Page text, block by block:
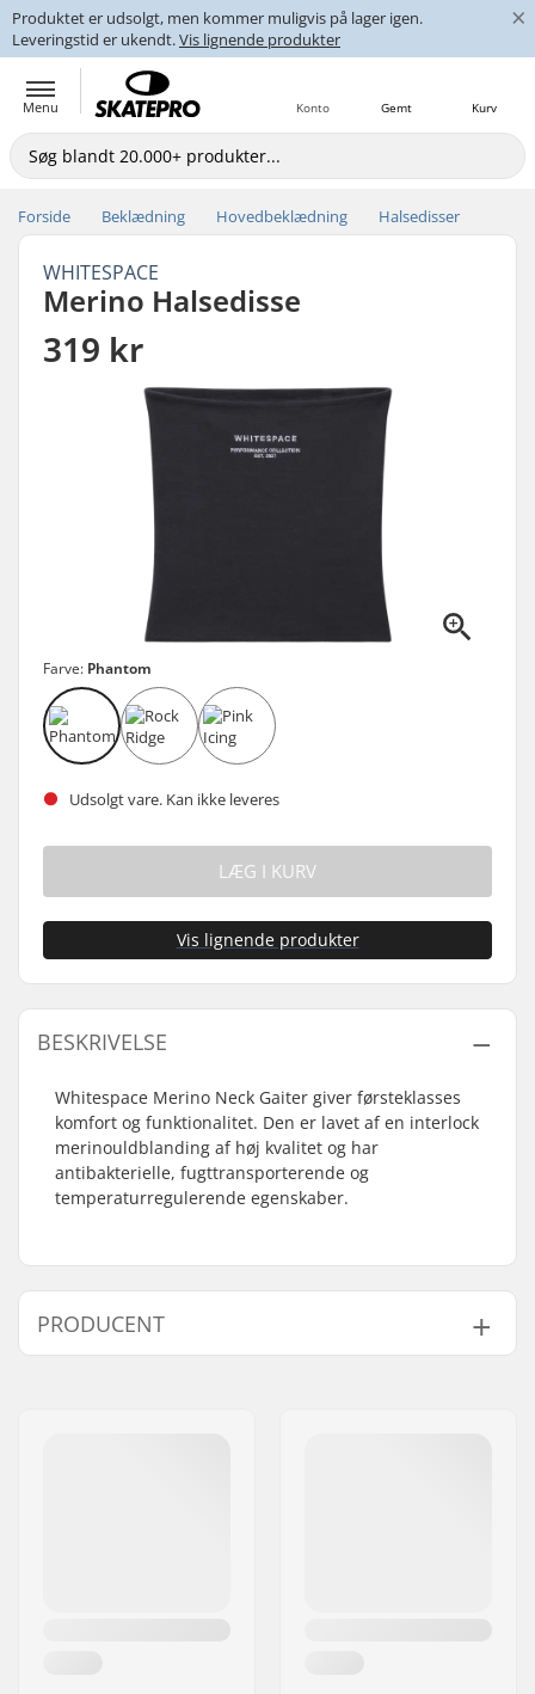
Produktet er udsolgt, men kommer muligvis på lager igen.
Leveringstid er ukendt.Vis lignende produkter
×
Menu Kurv
Gemt
Konto
Forside Beklædning Hovedbeklædning Halsedisser
WHITESPACE
Merino Halsedisse
319 kr
Farve: Phantom
Udsolgt vare. Kan ikke leveres
LÆG I KURV
Vis lignende produkter
BESKRIVELSE
Whitespace Merino Neck Gaiter giver førsteklasses
komfort og funktionalitet. Den er lavet af en interlock
merinouldblanding af høj kvalitet og har
antibakterielle, fugttransporterende og
temperaturregulerende egenskaber.
PRODUCENT